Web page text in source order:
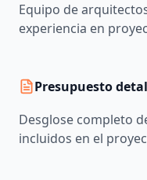
Equipo de
experiencia en
Presupuesto
Desglose completo
incluidos en el